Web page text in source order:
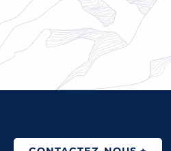
RENOUVELLEMENT
2026-